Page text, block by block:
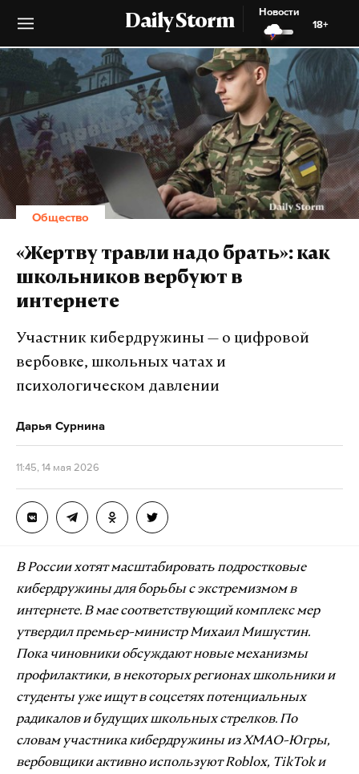
Daily Storm
Новости
18+
Общество
«Жертву травли надо брать»: как
школьников вербуют в
интернете
Участник кибердружины — о цифровой
вербовке, школьных чатах и
психологическом давлении
Дарья Сурнина
11:45, 14 мая 2026
В России хотят масштабировать подростковые
кибердружины для борьбы с экстремизмом в
интернете. В мае соответствующий комплекс мер
утвердил премьер-министр Михаил Мишустин.
Пока чиновники обсуждают новые механизмы
профилактики, в некоторых регионах школьники и
студенты уже ищут в соцсетях потенциальных
радикалов и будущих школьных стрелков. По
словам участника кибердружины из ХМАО-Югры,
вербовщики активно используют Roblox, TikTok и